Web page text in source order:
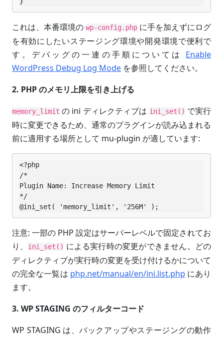
これは、本番環境の wp-config.php に手を加えずにログ
を有効にしたいステージング環境や開発環境で便利で
す。デバッグの一連の手順については Enable
WordPress Debug Log Mode を参照してください。
2. PHP のメモリ上限を引き上げる
memory_limit の ini ディレクティブは ini_set() で実行
時に変更できるため、通常のプラグインが読み込まれる
前に適用する場所として mu-plugin が適しています:
<?php
/*
Plugin Name: Increase Memory Limit
*/
@ini_set( 'memory_limit', '256M' );
注意: 一部の PHP 設定はサーバーレベルで固定されてお
り、
ini_set() による実行時の変更ができません。どの
ディレクティブが実行時の変更を受け付けるかについて
の完全な一覧は php.net/manual/en/ini.list.php にあり
ます。
3. WP STAGING のフィルターコード
WP STAGING は、バックアップやステージングの動作